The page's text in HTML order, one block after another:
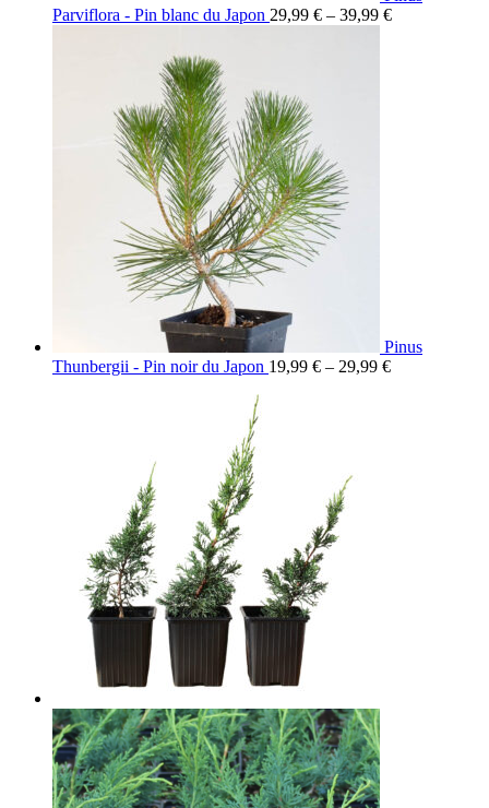
Parviflora - Pin blanc du Japon 29,99 € – 39,99 €
Pinus
Thunbergii - Pin noir du Japon 19,99 € – 29,99 €